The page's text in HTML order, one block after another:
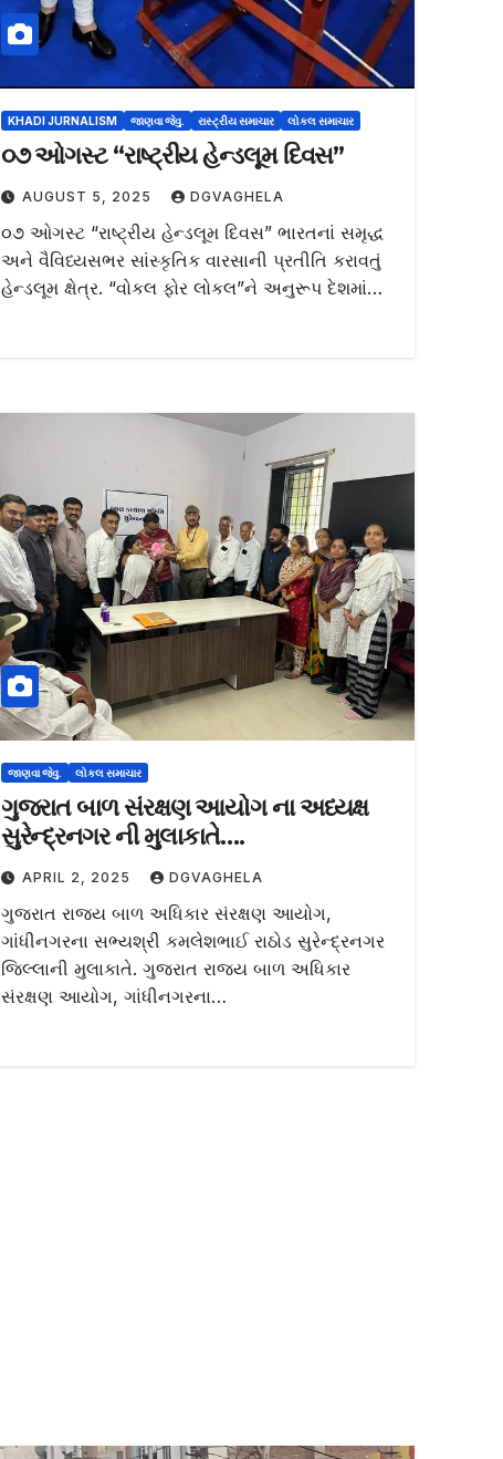
KHADI JURNALISM જાણવા જેવુ. રાસ્ટ્રીય સમાચાર લોકલ સમાચાર
૦૭ ઓગસ્ટ “રાષ્ટ્રીય હેન્ડલૂમ દિવસ”
AUGUST 5, 2025 DGVAGHELA
૦૭ ઓગસ્ટ “રાષ્ટ્રીય હેન્ડલૂમ દિવસ” ભારતનાં સમૃદ્ધ
અને વૈવિધ્યસભર સાંસ્કૃતિક વારસાની પ્રતીતિ કરાવતું
હેન્ડલૂમ ક્ષેત્ર. “વોકલ ફોર લોકલ”ને અનુરૂપ દેશમાં…
જાણવા જેવુ. લોકલ સમાચાર
ગુજરાત બાળ સંરક્ષણ આયોગ ના અધ્યક્ષ
સુરેન્દ્રનગર ની મુલાકાતે….
APRIL 2, 2025 DGVAGHELA
ગુજરાત રાજ્ય બાળ અધિકાર સંરક્ષણ આયોગ,
ગાંધીનગરના સભ્યશ્રી કમલેશભાઈ રાઠોડ સુરેન્દ્રનગર
જિલ્લાની મુલાકાતે. ગુજરાત રાજ્ય બાળ અધિકાર
સંરક્ષણ આયોગ, ગાંધીનગરના…